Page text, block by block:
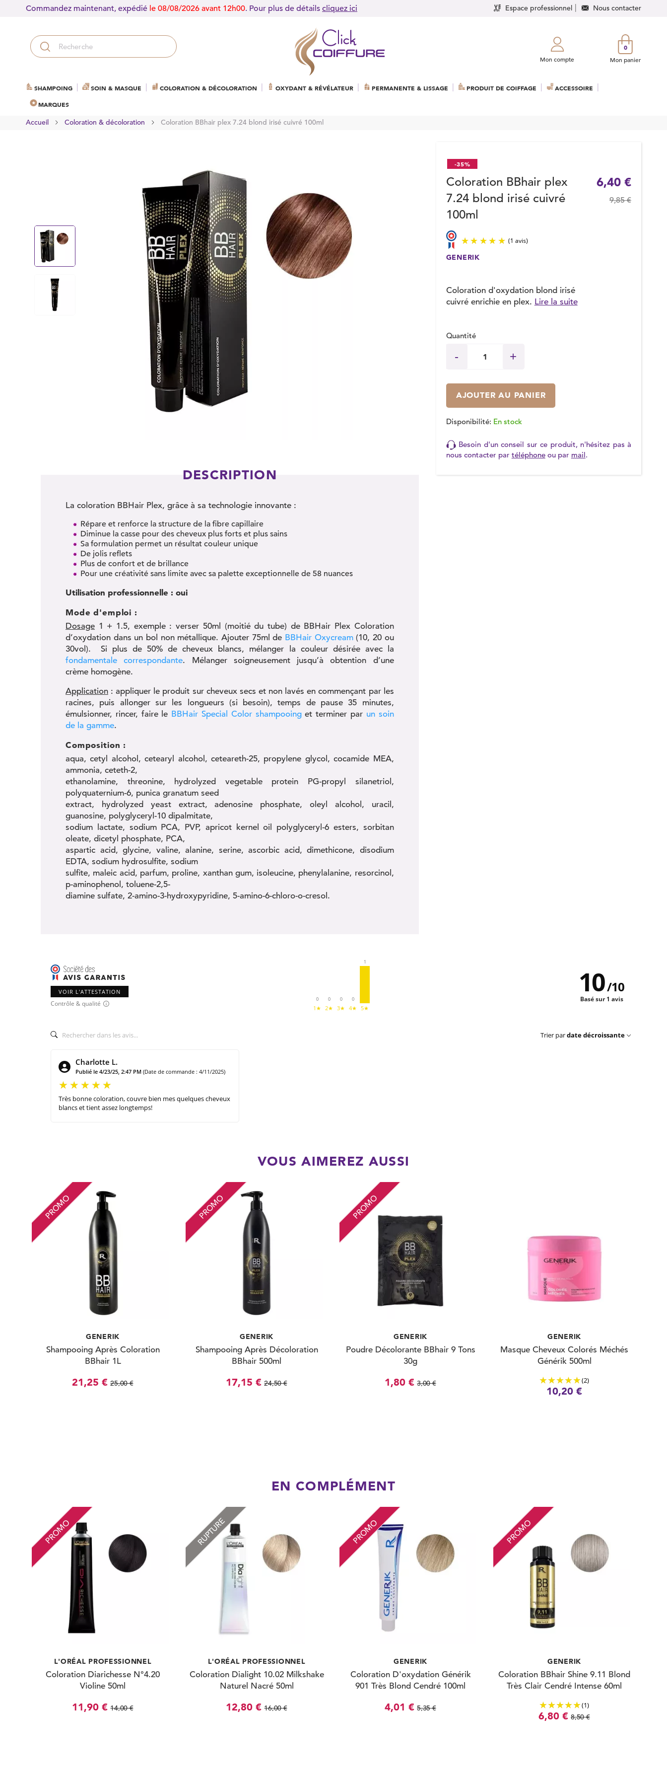
Commandez maintenant, expédié le 08/08/2026 avant 12h00. Pour plus de détails cliquez ici Espace professionnel Nous contacter
Mon compte
0
Mon panier
SHAMPOING SOIN & MASQUE COLORATION & DÉCOLORATION OXYDANT & RÉVÉLATEUR PERMANENTE & LISSAGE PRODUIT DE COIFFAGE ACCESSOIRE
MARQUES
Accueil Coloration & décoloration Coloration BBhair plex 7.24 blond irisé cuivré 100ml
-35%
Coloration BBhair plex
7.24 blond irisé cuivré
100ml
GENERIK
Coloration d'oxydation blond irisé
cuivré enrichie en plex. Lire la suite
6,40 €
9,85 €
Quantité
AJOUTER AU PANIER
Disponibilité: En stock
Besoin d'un conseil sur ce produit, n'hésitez pas à
nous contacter par téléphoneou par mail.
DESCRIPTION
La coloration BBHair Plex, grâce à sa technologie innovante :
Répare et renforce la structure de la fibre capillaire
Diminue la casse pour des cheveux plus forts et plus sains
Sa formulation permet un résultat couleur unique
De jolis reflets
Plus de confort et de brillance
Pour une créativité sans limite avec sa palette exceptionnelle de 58 nuances
Utilisation professionnelle : oui
Mode d'emploi :
Dosage 1 + 1.5, exemple : verser 50ml (moitié du tube) de BBHair Plex Coloration
d’oxydation dans un bol non métallique. Ajouter 75ml de BBHair Oxycream(10, 20 ou
30vol). Si plus de 50% de cheveux blancs, mélanger la couleur désirée avec la
fondamentale correspondante. Mélanger soigneusement jusqu’à obtention d’une
crème homogène.
Application : appliquer le produit sur cheveux secs et non lavés en commençant par les
racines, puis allonger sur les longueurs (si besoin), temps de pause 35 minutes,
émulsionner, rincer, faire le BBHair Special Color shampooinget terminer par un soin
de la gamme.
Composition :
aqua, cetyl alcohol, cetearyl alcohol, ceteareth-25, propylene glycol, cocamide MEA,
ammonia, ceteth-2,
ethanolamine, threonine, hydrolyzed vegetable protein PG-propyl silanetriol,
polyquaternium-6, punica granatum seed
extract, hydrolyzed yeast extract, adenosine phosphate, oleyl alcohol, uracil,
guanosine, polyglyceryl-10 dipalmitate,
sodium lactate, sodium PCA, PVP, apricot kernel oil polyglyceryl-6 esters, sorbitan
oleate, dicetyl phosphate, PCA,
aspartic acid, glycine, valine, alanine, serine, ascorbic acid, dimethicone, disodium
EDTA, sodium hydrosulfite, sodium
sulfite, maleic acid, parfum, proline, xanthan gum, isoleucine, phenylalanine, resorcinol,
p-aminophenol, toluene-2,5-
diamine sulfate, 2-amino-3-hydroxypyridine, 5-amino-6-chloro-o-cresol.
VOIR L'ATTESTATION
Contrôle & qualité
0
1★
0
2★
0
3★
0
4★
1
5★
10/10
Basé sur 1 avis
Trier pardate décroissante
Charlotte L.
Publié le 4/23/25, 2:47 PM (Date de commande : 4/11/2025)
Très bonne coloration, couvre bien mes quelques cheveux
blancs et tient assez longtemps!
VOUS AIMEREZ AUSSI
PROMO
GENERIK
Shampooing Après Coloration
BBhair 1L
21,25 € 25,00 €
PROMO
GENERIK
Shampooing Après Décoloration
BBhair 500ml
17,15 € 24,50 €
PROMO
GENERIK
Poudre Décolorante BBhair 9 Tons
30g
1,80 € 3,00 €
GENERIK
Masque Cheveux Colorés Méchés
Générik 500ml
(2)
10,20 €
EN COMPLÉMENT
PROMO
L'ORÉAL PROFESSIONNEL
Coloration Diarichesse N°4.20
Violine 50ml
11,90 € 14,00 €
RUPTURE
L'ORÉAL PROFESSIONNEL
Coloration Dialight 10.02 Milkshake
Naturel Nacré 50ml
12,80 € 16,00 €
PROMO
GENERIK
Coloration D'oxydation Générik
901 Très Blond Cendré 100ml
4,01 € 5,35 €
PROMO
GENERIK
Coloration BBhair Shine 9.11 Blond
Très Clair Cendré Intense 60ml
(1)
6,80 € 8,50 €